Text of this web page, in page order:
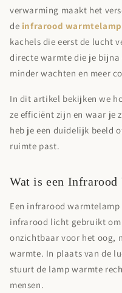
verwarming maakt het
de infrarood
kachels die eerst de lucht
directe warmte die je
minder wachten en meer
In dit artikel bekijken we
ze efficiënt zijn en waar je
heb je een duidelijk beeld
ruimte past.
Wat is een Infrarood
Een infrarood
infrarood licht gebruikt
onzichtbaar voor het oog,
warmte. In plaats van de
stuurt de lamp warmte
mensen.